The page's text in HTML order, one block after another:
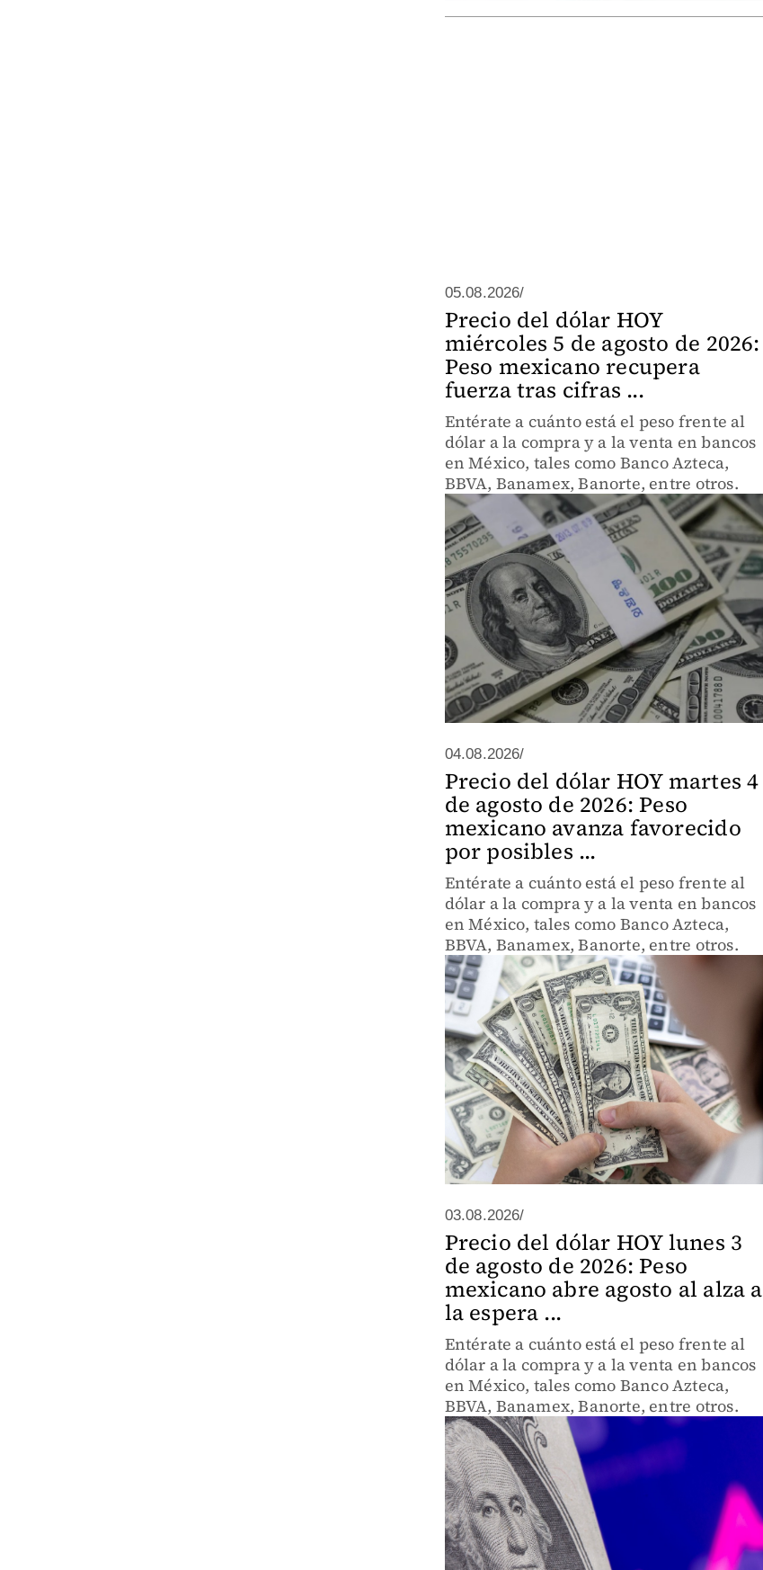
05.08.2026/
Precio del dólar HOY
miércoles 5 de agosto de 2026:
Peso mexicano recupera
fuerza tras cifras ...
Entérate a cuánto está el peso frente al
dólar a la compra y a la venta en bancos
en México, tales como Banco Azteca,
BBVA, Banamex, Banorte, entre otros.
04.08.2026/
Precio del dólar HOY martes 4
de agosto de 2026: Peso
mexicano avanza favorecido
por posibles ...
Entérate a cuánto está el peso frente al
dólar a la compra y a la venta en bancos
en México, tales como Banco Azteca,
BBVA, Banamex, Banorte, entre otros.
03.08.2026/
Precio del dólar HOY lunes 3
de agosto de 2026: Peso
mexicano abre agosto al alza a
la espera ...
Entérate a cuánto está el peso frente al
dólar a la compra y a la venta en bancos
en México, tales como Banco Azteca,
BBVA, Banamex, Banorte, entre otros.